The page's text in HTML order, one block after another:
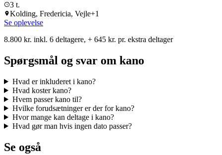
3 t.
Kolding, Fredericia, Vejle+1
Se oplevelse
8.800 kr. inkl. 6 deltagere, + 645 kr. pr. ekstra deltager
Spørgsmål og svar om kano
Hvad er inkluderet i kano?
Hvad koster kano?
Hvem passer kano til?
Hvilke forudsætninger er der for kano?
Hvor mange kan deltage i kano?
Hvad gør man hvis ingen dato passer?
Se også